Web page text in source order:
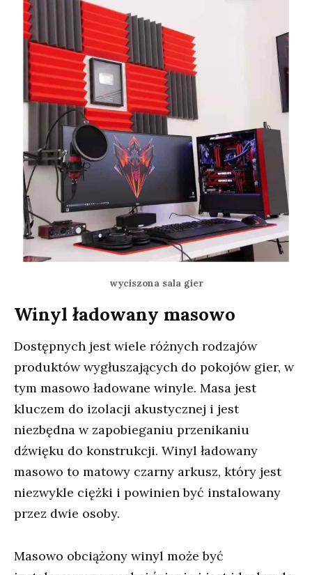
wyciszona sala gier
Winyl ładowany masowo
Dostępnych jest wiele różnych rodzajów
produktów wygłuszających do pokojów gier, w
tym masowo ładowane winyle. Masa jest
kluczem do izolacji akustycznej i jest
niezbędna w zapobieganiu przenikaniu
dźwięku do konstrukcji. Winyl ładowany
masowo to matowy czarny arkusz, który jest
niezwykle ciężki i powinien być instalowany
przez dwie osoby.
Masowo obciążony winyl może być